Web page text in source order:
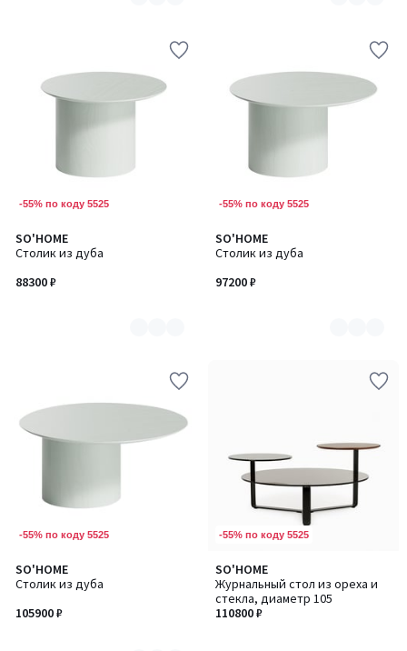
-55% по коду 5525
SO'HOME
Столик из дуба
88300 ₽
Количество
цветов:
7
-55% по коду 5525
SO'HOME
Столик из дуба
97200 ₽
Количество
цветов:
7
-55% по коду 5525
SO'HOME
Столик из дуба
105900 ₽
Количество
цветов:
7
-55% по коду 5525
SO'HOME
Журнальный стол из ореха и
стекла, диаметр 105
110800 ₽